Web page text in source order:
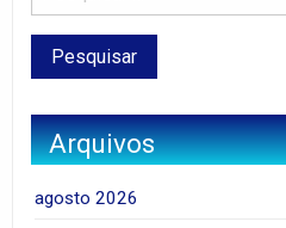
Arquivos
agosto 2026